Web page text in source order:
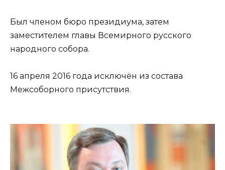
Был членом бюро президиума, затем
заместителем главы Всемирного русского
народного собора.
16 апреля 2016 года исключён из состава
Межсоборного присутствия.